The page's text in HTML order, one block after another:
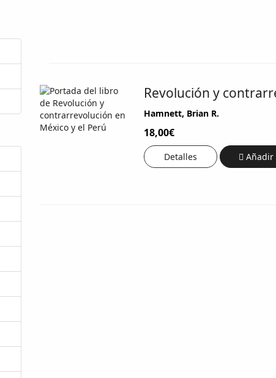
Revolución y
Hamnett, Brian R.
18,00€
Detalles Añadir